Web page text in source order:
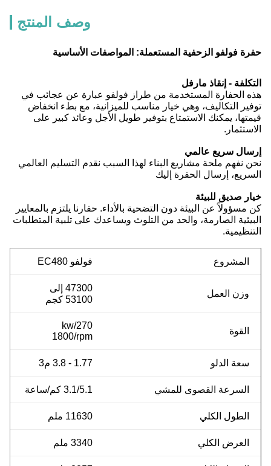
وصف المنتج
حفرة فولفو الزحفية المستعملة: المواصفات الأساسية
التكلفة - إنقاذ مارفل
هذه الحفارة المستخدمة من طراز فولفو عبارة عن عجائب في
توفير التكاليف، وهي خيار مناسب للميزانية، مع بطء انخفاض
قيمتها، يمكنك الاستمتاع بتوفير طويل الأجل وعائد كبير على
الاستثمار.
إرسال سريع عالمي
نحن نفهم ملحة مشاريع البناء لهذا السبب نقدم التسليم العالمي
السريع، إرسال الحفرة إليك
خيار صديق للبيئة
كن مسؤولاً عن البيئة دون التضحية بالأداء. حفارنا يلتزم بالمعايير
البيئية الصارمة، والحد من التلوث ويساعدك على تلبية المتطلبات
التنظيمية.
المشروع فولفو EC480
وزن العمل
47300 إلى
53100 كجم
القوة
270/kw
1800/rpm
سعة الدلو 1.77 - 3.8 م3
السرعة القصوى للمشي 3.1/5.1 كم/ساعة
الطول الكلي 11630 ملم
العرض الكلي 3340 ملم